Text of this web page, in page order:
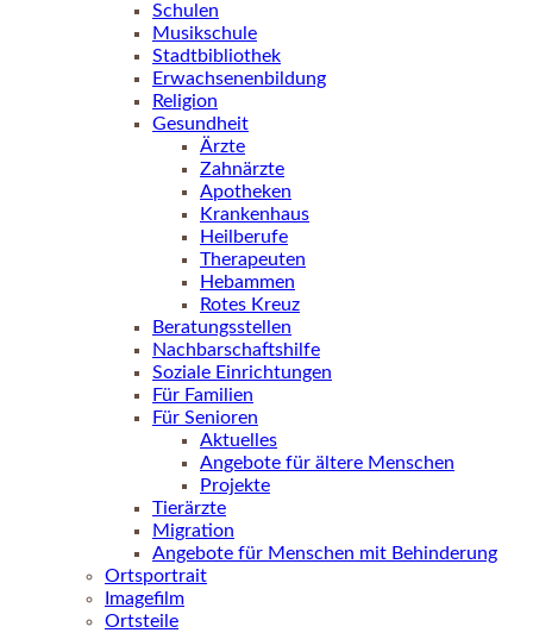
Schulen
Musikschule
Stadtbibliothek
Erwachsenenbildung
Religion
Gesundheit
Ärzte
Zahnärzte
Apotheken
Krankenhaus
Heilberufe
Therapeuten
Hebammen
Rotes Kreuz
Beratungsstellen
Nachbarschaftshilfe
Soziale Einrichtungen
Für Familien
Für Senioren
Aktuelles
Angebote für ältere Menschen
Projekte
Tierärzte
Migration
Angebote für Menschen mit Behinderung
Ortsportrait
Imagefilm
Ortsteile